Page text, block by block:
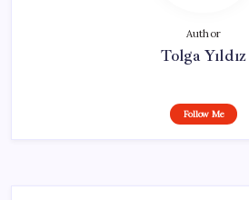
Author
Tolga Yıldız
Follow Me